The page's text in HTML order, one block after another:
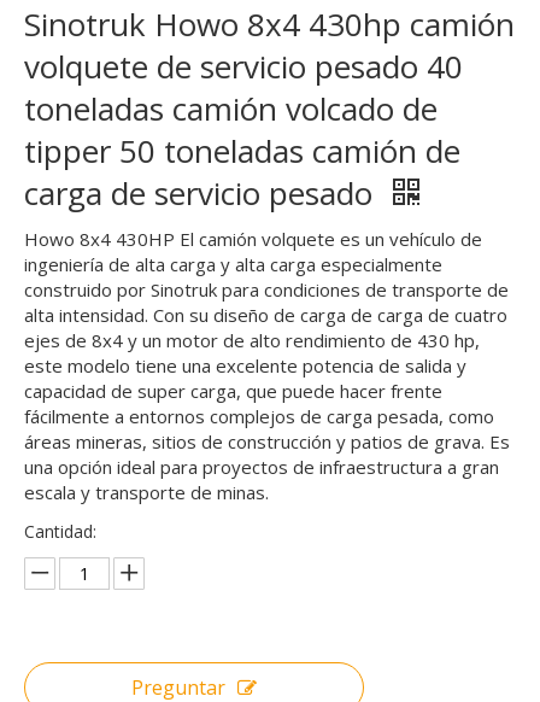
Sinotruk Howo 8x4 430hp camión
volquete de servicio pesado 40
toneladas camión volcado de
tipper 50 toneladas camión de
carga de servicio pesado
Howo 8x4 430HP El camión volquete es un vehículo de
ingeniería de alta carga y alta carga especialmente
construido por Sinotruk para condiciones de transporte de
alta intensidad. Con su diseño de carga de carga de cuatro
ejes de 8x4 y un motor de alto rendimiento de 430 hp,
este modelo tiene una excelente potencia de salida y
capacidad de super carga, que puede hacer frente
fácilmente a entornos complejos de carga pesada, como
áreas mineras, sitios de construcción y patios de grava. Es
una opción ideal para proyectos de infraestructura a gran
escala y transporte de minas.
Cantidad:
Preguntar